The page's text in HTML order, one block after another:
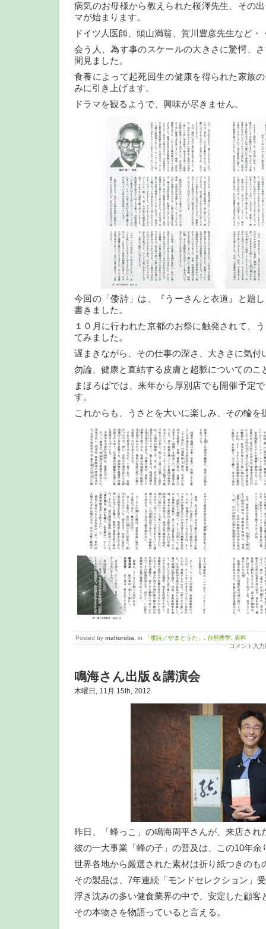
病気のお母様から教えられた桜澤先生、その
マが始まります。
ドイツ人医師、頭山満翁、賀川豊彦先生など・
会う人、為す事のスケールの大きさに驚愕、
間見ました。
食養によって起死回生の健康を得られた家族
みに引き上げます。
ドラマを観るようで、興味が尽きません。
今回の「倭詩」は、『うーさんと衣道』と題
書きました。
１０月に行われた京都のお祭に触発されて、
てみました。
遅まきながら、その仕事の深さ、大きさに気付
勿論、健康と直結する皮膚と超脈についてのこ
まほろばでは、来年から厚別店でも開催予定
す。
これからも、うさとを大いに楽しみ、その輪を
Posted by mahoroba , in 「倭詩／やまとうた」 自然医学 衣料
コメント入力
鳴海さん出版＆講演会
木曜日, 11月 15th, 2012
昨日、「蜂っこ」の鳴海周平さんが、来店され
彼の一大事業「蜂の子」の普及は、この10年余
世界各地から厳選された素材は折り紙つきのも
その製品は、7年連続「モンドセレクション」
浮き沈みの多い健食業界の中で、安定した顧客
その本物さを物語っていると言える。